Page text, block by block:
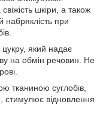
шкіри, а також
при
який надає
на обмін речовин. Не
тканиною суглобів,
стимулює відновлення